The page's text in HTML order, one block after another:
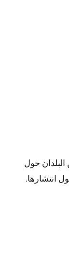
البلدان حول
انتشارها.